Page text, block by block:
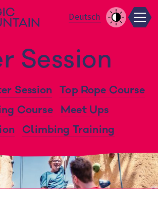
Deutsch
Session
Session Top Rope Course
Course Meet Ups
Climbing Training